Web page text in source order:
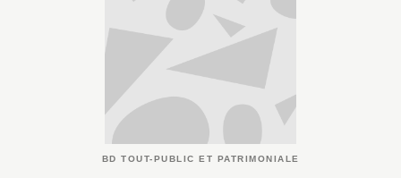
BD TOUT-PUBLIC ET PATRIMONIALE